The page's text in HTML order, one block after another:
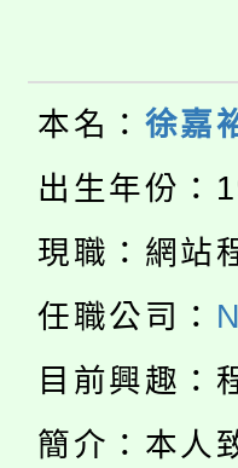
視費優
半價優
者。
大園自
份教師
大溪自
份教師
淨零綠
會
公告本
代理(
告(尚
「本色
場熱烈
8/21下
徵才活
本名： 徐嘉
出生年份：
現職：網站
任職公司：
目前興趣：
簡介：本人